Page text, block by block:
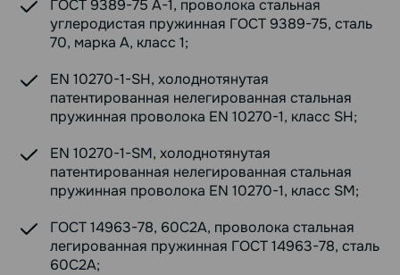
ГОСТ 9389-75 А-1, проволока стальная
углеродистая пружинная ГОСТ 9389-75, сталь
70, марка А, класс 1;
EN 10270-1-SH, холоднотянутая
патентированная нелегированная стальная
пружинная проволока EN 10270-1, класс SH;
EN 10270-1-SM, холоднотянутая
патентированная нелегированная стальная
пружинная проволока EN 10270-1, класс SM;
ГОСТ 14963-78, 60С2А, проволока стальная
легированная пружинная ГОСТ 14963-78, сталь
60С2А;